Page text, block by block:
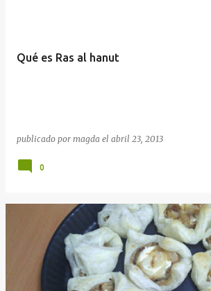
Qué es Ras al hanut
publicado por magda el abril 23, 2013
0